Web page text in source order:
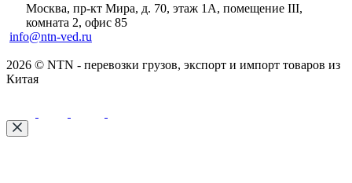
Москва, пр-кт Мира, д. 70, этаж 1А, помещение III,
комната 2, офис 85
info@ntn-ved.ru
2026 © NTN - перевозки грузов, экспорт и импорт товаров из
Китая